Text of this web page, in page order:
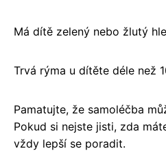
Má dítě zelený nebo žlutý
Trvá rýma u dítěte déle než
Pamatujte, že samoléčba
Pokud si nejste jisti, zda
vždy lepší se poradit.